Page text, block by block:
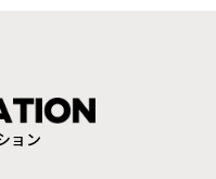
ョン